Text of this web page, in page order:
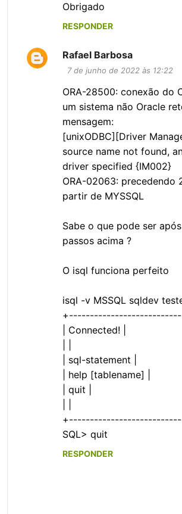
Obrigado
RESPONDER
Rafael Barbosa
7 de junho de 2022 às 12:22
ORA-28500: conexão do
um sistema não Oracle
mensagem:
[unixODBC][Driver
source name not found,
driver specified {IM002}
ORA-02063: precedendo
partir de MYSSQL
Sabe o que pode ser
passos acima ?
O isql funciona perfeito
isql -v MSSQL sqldev
| Connected! |
| sql-statement |
| help [tablename] |
| quit |
SQL> quit
RESPONDER